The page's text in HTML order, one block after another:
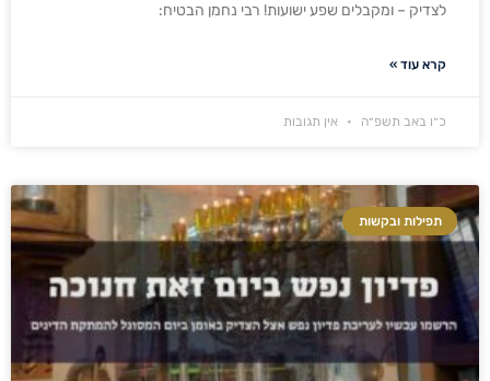
לצדיק – ומקבלים שפע ישועות! רבי נחמן הבטיח:
קרא עוד »
כ״ו באב תשפ״ה אין תגובות
תפילות ובקשות